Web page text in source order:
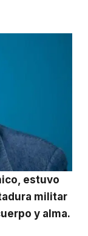
estuvo
militar
y alma.